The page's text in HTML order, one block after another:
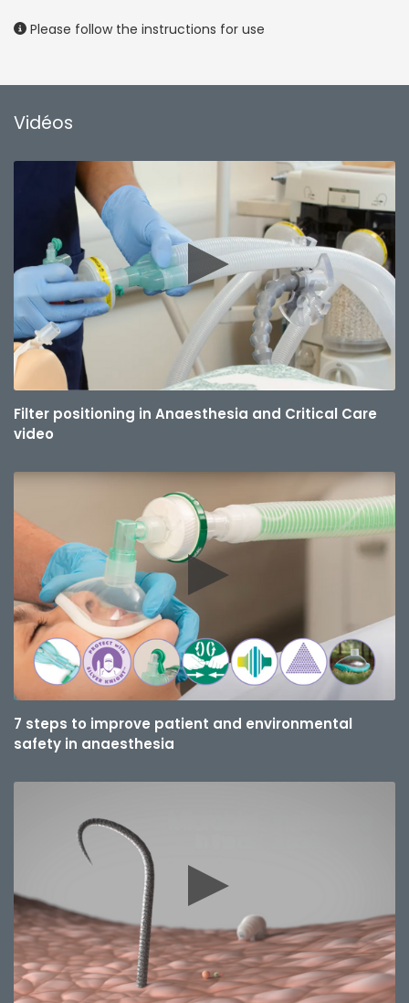
Please follow the instructions for use
Vidéos
Filter positioning in Anaesthesia and Critical Care
video
7 steps to improve patient and environmental
safety in anaesthesia